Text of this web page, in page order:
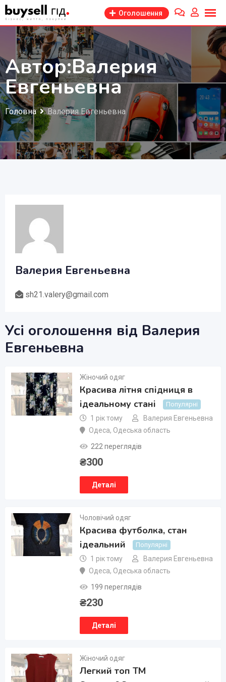
Перейти
до
змісту
Оголошення
Автор:Валерия
Евгеньевна
Головна Валерия Евгеньевна
Валерия Евгеньевна
sh21.valery@gmail.com
Усі оголошення від Валерия
Евгеньевна
Жіночий одяг
Красива літня спідниця в
ідеальному стані
Популярні
1 рік тому
Валерия Евгеньевна
Одеса, Одеська область
222 переглядів
₴300
Деталі
Чоловічий одяг
Красива футболка, стан
ідеальний
Популярні
1 рік тому
Валерия Евгеньевна
Одеса, Одеська область
199 переглядів
₴230
Деталі
Жіночий одяг
Легкий топ ТМ